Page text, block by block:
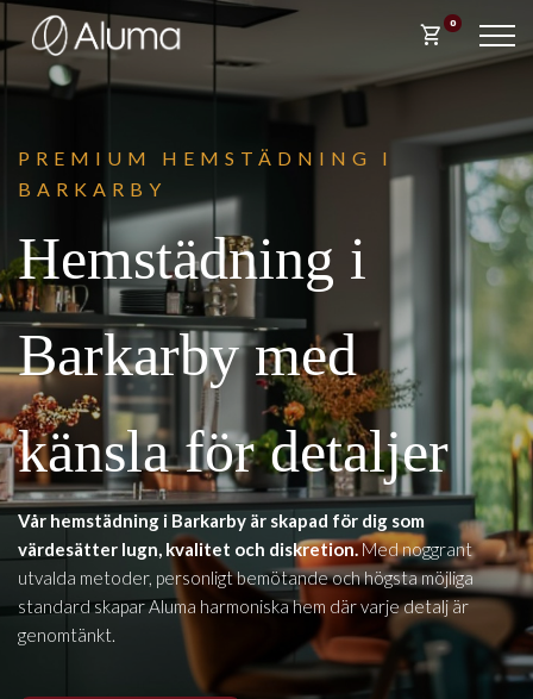
shopping_cart 0
PREM IUM HEMSTÄDNING I
BARKARBY
Hemstädning i
Barkarby med
känsla för detaljer
Vår hemstädning i Barkarby är skapad för dig som
värdesätter lugn, kvalitet och diskretion.Med noggrant
utvalda metoder, personligt bemötande och högsta möjliga
standard skapar Aluma harmoniska hem där varje detalj är
genomtänkt.